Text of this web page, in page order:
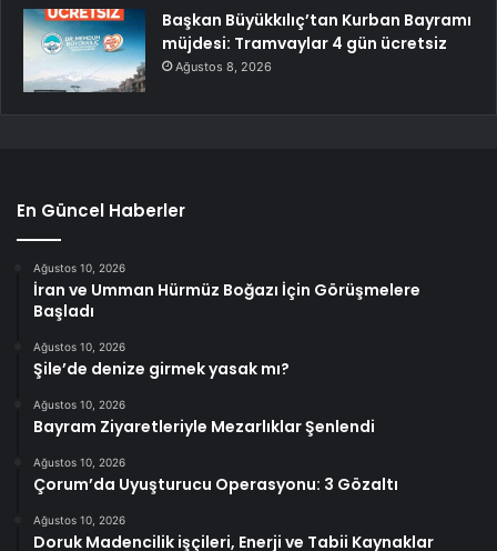
Başkan Büyükkılıç’tan Kurban Bayramı
müjdesi: Tramvaylar 4 gün ücretsiz
Ağustos 8, 2026
En Güncel Haberler
Ağustos 10, 2026
İran ve Umman Hürmüz Boğazı İçin Görüşmelere
Başladı
Ağustos 10, 2026
Şile’de denize girmek yasak mı?
Ağustos 10, 2026
Bayram Ziyaretleriyle Mezarlıklar Şenlendi
Ağustos 10, 2026
Çorum’da Uyuşturucu Operasyonu: 3 Gözaltı
Ağustos 10, 2026
Doruk Madencilik işçileri, Enerji ve Tabii Kaynaklar